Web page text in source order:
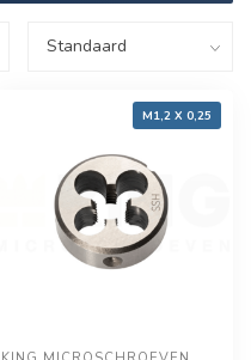
M1,2 X 0,25